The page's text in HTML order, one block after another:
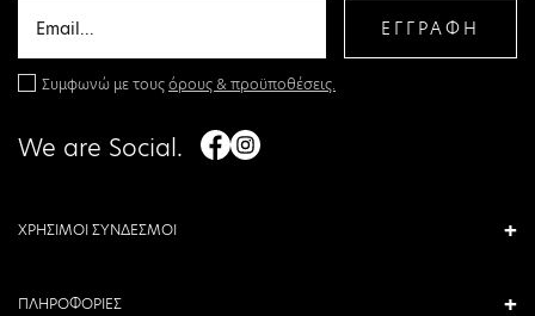
ΕΓΓΡΑΦΗ
Συμφωνώ με τουςόρους & προϋποθέσεις.
We are Social.
ΧΡΗΣΙΜΟΙ ΣΥΝΔΕΣΜΟΙ
ΠΛΗΡΟΦΟΡΙΕΣ